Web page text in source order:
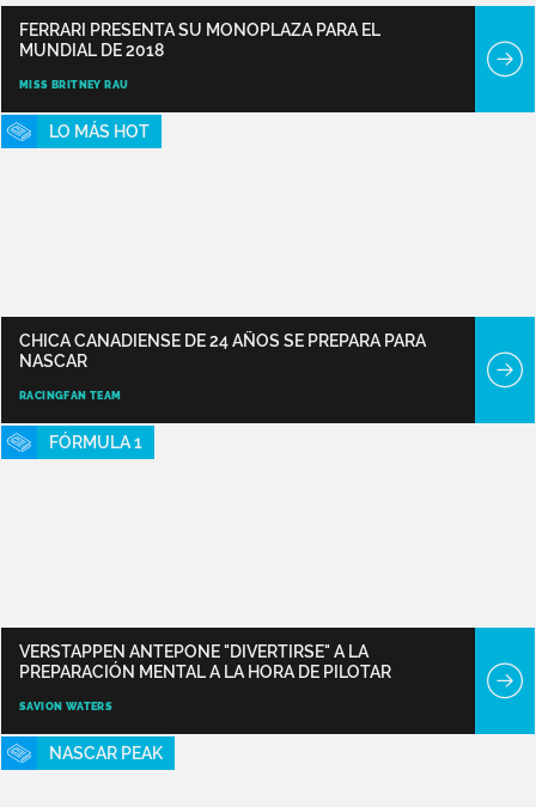
FERRARI PRESENTA SU MONOPLAZA PARA EL
MUNDIAL DE 2018
MISS BRITNEY RAU
LO MÁS HOT
CHICA CANADIENSE DE 24 AÑOS SE PREPARA PARA
NASCAR
RACINGFAN TEAM
FÓRMULA 1
VERSTAPPEN ANTEPONE "DIVERTIRSE" A LA
PREPARACIÓN MENTAL A LA HORA DE PILOTAR
SAVION WATERS
NASCAR PEAK